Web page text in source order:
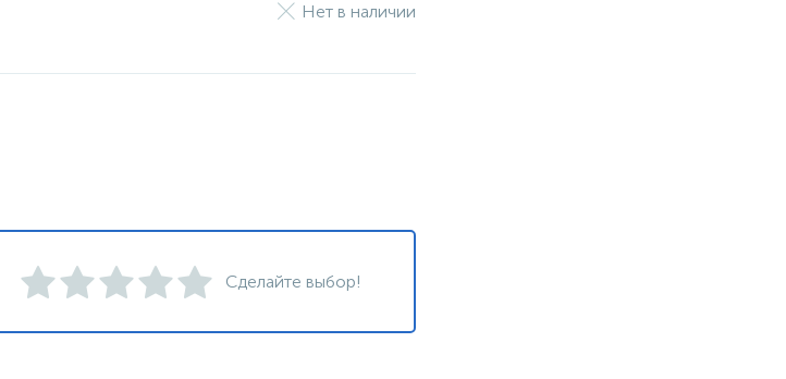
Нет в наличии
Сделайте выбор!